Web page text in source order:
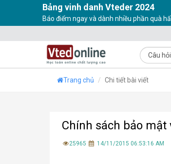
Bảng vinh danh Vteder 2024
Báo điểm ngay và dành nhiều phần quà
Trang chủ Chi tiết bài viết
Chính sách bảo mật
25965 14/11/2015 06:53:16 AM